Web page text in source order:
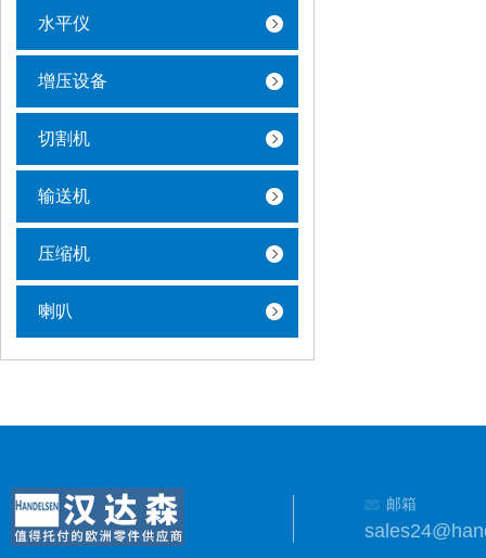
水平仪
增压设备
切割机
输送机
压缩机
喇叭
邮箱